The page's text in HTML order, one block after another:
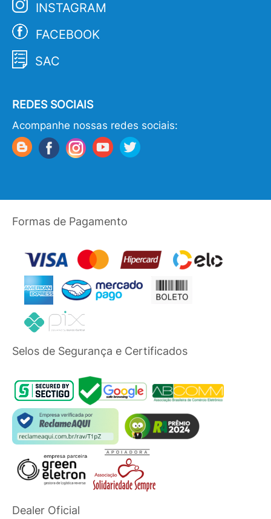
INSTAGRAM
FACEBOOK
SAC
REDES SOCIAIS
Acompanhe nossas redes sociais:
Formas de Pagamento
Selos de Segurança e Certificados
Dealer Oficial